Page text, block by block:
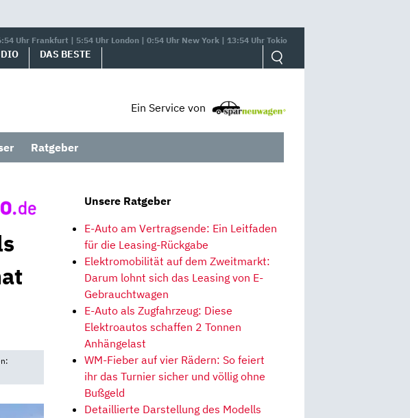
Uhr Frankfurt | 5:54 Uhr London | 0:54 Uhr New York | 13:54 Uhr Tokio
DAS BESTE
Ein Service von
Ratgeber
Unsere Ratgeber
E-Auto am Vertragsende: Ein Leitfaden
für die Leasing-Rückgabe
Elektromobilität auf dem Zweitmarkt:
Darum lohnt sich das Leasing von E-
Gebrauchtwagen
E-Auto als Zugfahrzeug: Diese
Elektroautos schaffen 2 Tonnen
Anhängelast
WM-Fieber auf vier Rädern: So feiert
ihr das Turnier sicher und völlig ohne
Bußgeld
Detaillierte Darstellung des Modells